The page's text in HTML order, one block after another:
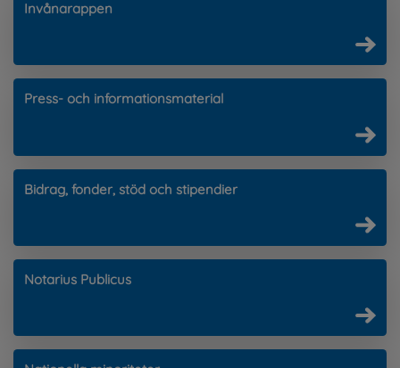
Invånarappen
Press- och informationsmaterial
Bidrag, fonder, stöd och stipendier
Notarius Publicus